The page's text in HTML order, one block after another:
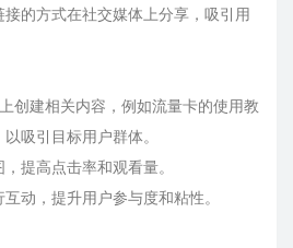
的方式在社交媒体上分享，吸引用
创建相关内容，例如流量卡的使用教
吸引目标用户群体。
提高点击率和观看量。
动，提升用户参与度和粘性。